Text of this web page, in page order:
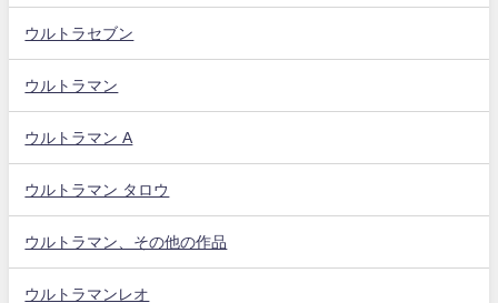
ウルトラセブン
ウルトラマン
ウルトラマン A
ウルトラマン タロウ
ウルトラマン、その他の作品
ウルトラマンレオ